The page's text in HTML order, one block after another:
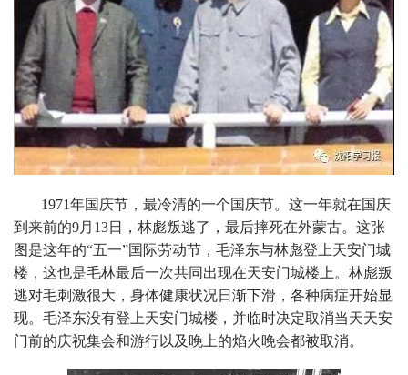
1971年国庆节，最冷清的一个国庆节。这一年就在国庆
到来前的9月13日，林彪叛逃了，最后摔死在外蒙古。这张
图是这年的“五一”国际劳动节，毛泽东与林彪登上天安门城
楼，这也是毛林最后一次共同出现在天安门城楼上。林彪叛
逃对毛刺激很大，身体健康状况日渐下滑，各种病症开始显
现。毛泽东没有登上天安门城楼，并临时决定取消当天天安
门前的庆祝集会和游行以及晚上的焰火晚会都被取消。